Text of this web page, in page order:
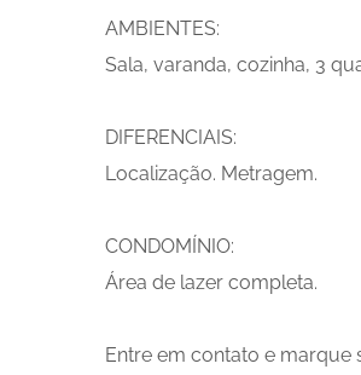
AMBIENTES:
Sala, varanda, cozinha, 3
DIFERENCIAIS:
Localização. Metragem.
CONDOMÍNIO:
Área de lazer completa.
Entre em contato e marque